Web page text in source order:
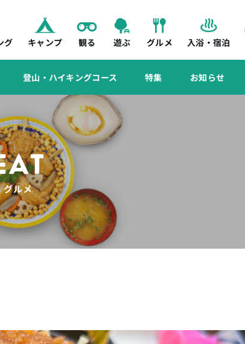
グ キャンプ 観る 遊ぶ グルメ 入浴・宿泊
登山・ハイキングコース 特集 お知らせ
グルメ